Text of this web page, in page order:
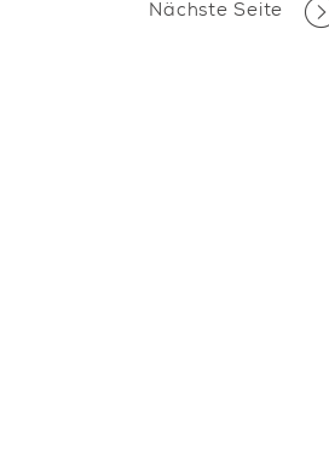
Nächste Seite